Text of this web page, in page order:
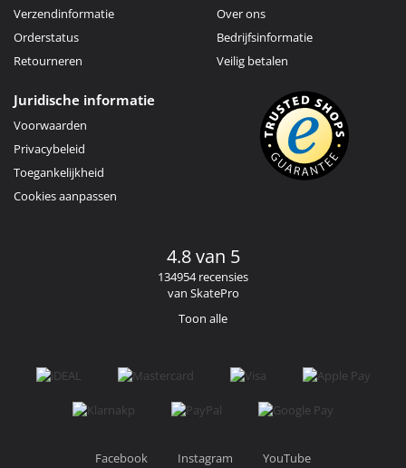
Verzendinformatie
Orderstatus
Retourneren
Over ons
Bedrijfsinformatie
Veilig betalen
Juridische informatie
Voorwaarden
Privacybeleid
Toegankelijkheid
Cookies aanpassen
4.8 van 5
134954 recensies
van SkatePro
Toon alle
Facebook Instagram YouTube